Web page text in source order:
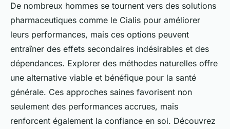
De nombreux hommes se tournent vers des solutions
pharmaceutiques comme le Cialis pour améliorer
leurs performances, mais ces options peuvent
entraîner des effets secondaires indésirables et des
dépendances. Explorer des méthodes naturelles offre
une alternative viable et bénéfique pour la santé
générale. Ces approches saines favorisent non
seulement des performances accrues, mais
renforcent également la confiance en soi. Découvrez